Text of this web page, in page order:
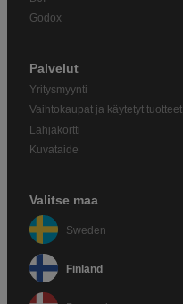
Godox
Palvelut
Yritysmyynti
Vaihtokaupat ja käytetyt tuotteet
Lahjakortti
Kuvataide
Valitse maa
Sweden
Finland